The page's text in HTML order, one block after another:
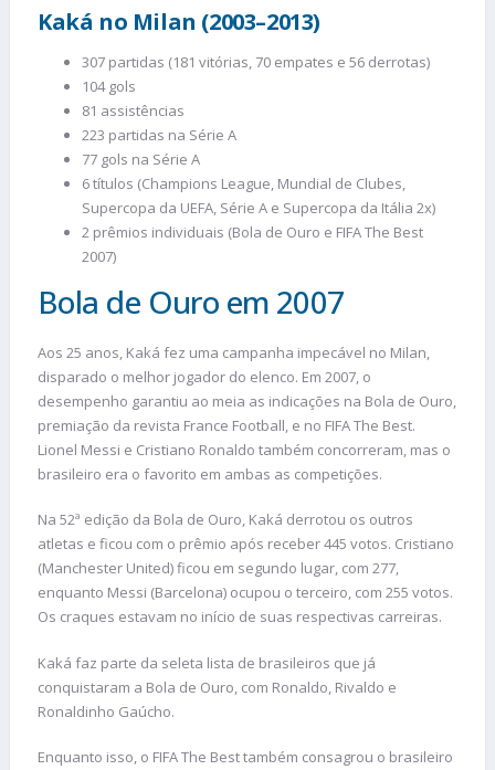
Kaká no Milan (2003–2013)
307 partidas (181 vitórias, 70 empates e 56 derrotas)
104 gols
81 assistências
223 partidas na Série A
77 gols na Série A
6 títulos (Champions League, Mundial de Clubes,
Supercopa da UEFA, Série A e Supercopa da Itália 2x)
2 prêmios individuais (Bola de Ouro e FIFA The Best
2007)
Bola de Ouro em 2007
Aos 25 anos, Kaká fez uma campanha impecável no Milan,
disparado o melhor jogador do elenco. Em 2007, o
desempenho garantiu ao meia as indicações na Bola de Ouro,
premiação da revista France Football, e no FIFA The Best.
Lionel Messi e Cristiano Ronaldo também concorreram, mas o
brasileiro era o favorito em ambas as competições.
Na 52ª edição da Bola de Ouro, Kaká derrotou os outros
atletas e ficou com o prêmio após receber 445 votos. Cristiano
(Manchester United) ficou em segundo lugar, com 277,
enquanto Messi (Barcelona) ocupou o terceiro, com 255 votos.
Os craques estavam no início de suas respectivas carreiras.
Kaká faz parte da seleta lista de brasileiros que já
conquistaram a Bola de Ouro, com Ronaldo, Rivaldo e
Ronaldinho Gaúcho.
Enquanto isso, o FIFA The Best também consagrou o brasileiro